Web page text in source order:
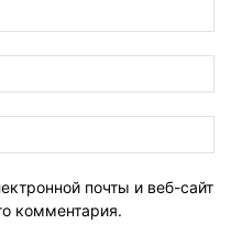
почты и веб-сайт
комментария.